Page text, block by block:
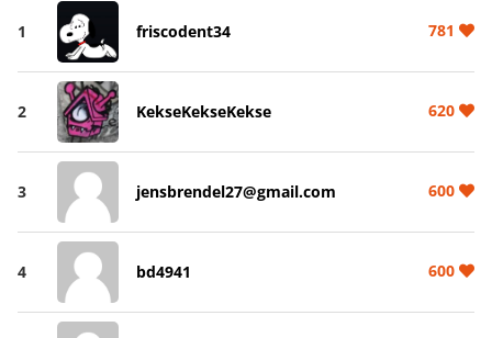
1 friscodent34 781
2 KekseKekseKekse 620
3 jensbrendel27@gmail.com 600
4 bd4941 600